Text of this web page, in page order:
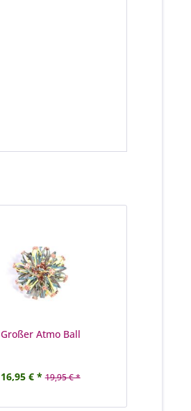
Großer Atmo Ball
16,95 € * 19,95 € *